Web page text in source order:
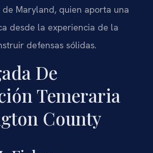
de Maryland, quien aporta una
desde la experiencia de la
defensas sólidas.
De
Temeraria
County